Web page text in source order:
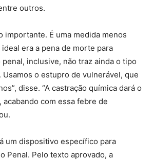
outros.
importante. É uma medida menos
era a pena de morte para
inclusive, não traz ainda o tipo
Usamos o estupro de vulnerável, que
disse. “A castração química dará o
com essa febre de
um dispositivo específico para
Penal. Pelo texto aprovado, a